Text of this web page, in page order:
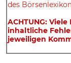
des
ACHTUNG:
inhaltliche
jeweiligen